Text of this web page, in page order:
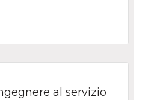
al servizio